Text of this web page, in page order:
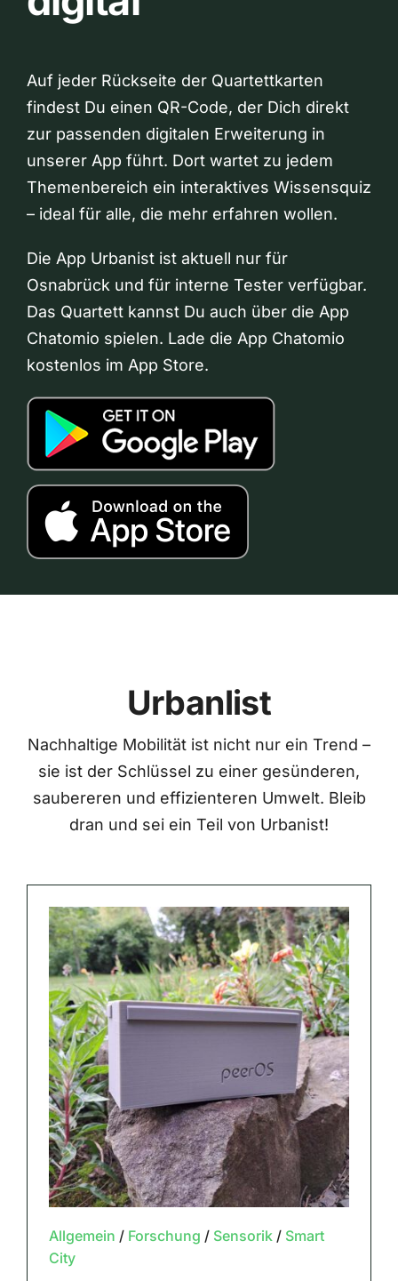
Auf jeder Rückseite der Quartettkarten
findest Du einen QR-Code, der Dich direkt
zur passenden digitalen Erweiterung in
unserer App führt. Dort wartet zu jedem
Themenbereich ein interaktives Wissensquiz
– ideal für alle, die mehr erfahren wollen.
Die App Urbanist ist aktuell nur für
Osnabrück und für interne Tester verfügbar.
Das Quartett kannst Du auch über die App
Chatomio spielen. Lade die App Chatomio
kostenlos im App Store.
Urbanlist
Nachhaltige Mobilität ist nicht nur ein Trend –
sie ist der Schlüssel zu einer gesünderen,
saubereren und effizienteren Umwelt. Bleib
dran und sei ein Teil von Urbanist!
Allgemein / Forschung / Sensorik/ Smart
City